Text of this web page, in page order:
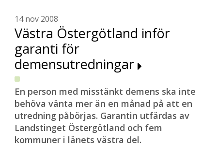
14 nov 2008
Västra Östergötland inför
garanti för
demensutredningar
En person med misstänkt demens ska inte
behöva vänta mer än en månad på att en
utredning påbörjas. Garantin utfärdas av
Landstinget Östergötland och fem
kommuner i länets västra del.